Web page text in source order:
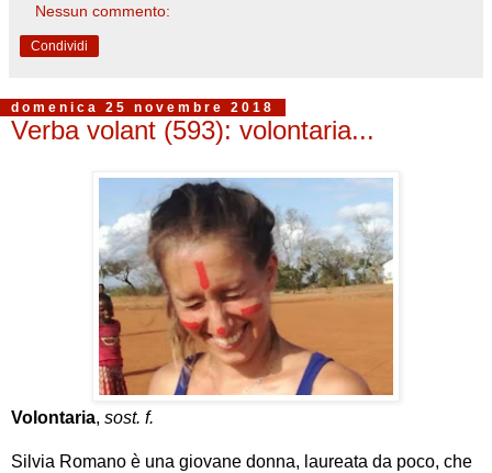
Nessun commento:
Condividi
domenica 25 novembre 2018
Verba volant (593): volontaria...
Volontaria, sost. f.
Silvia Romano è una giovane donna, laureata da poco, che